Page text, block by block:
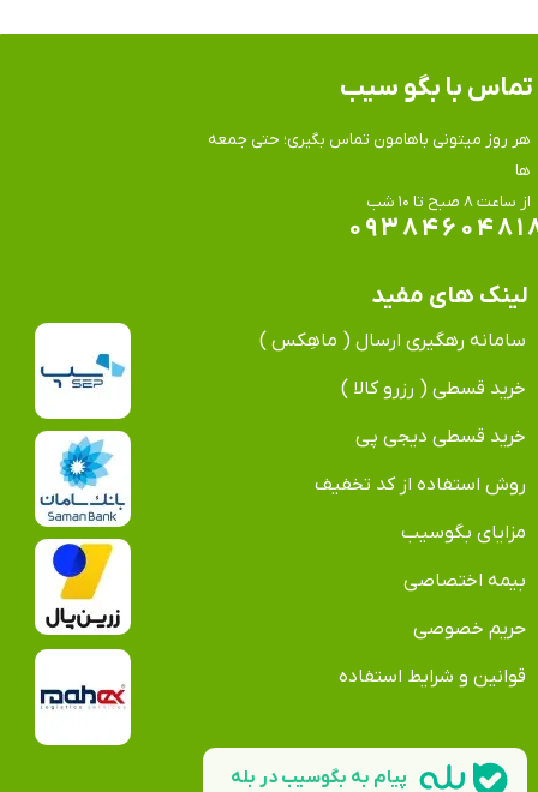
هر روز میتونی باهامون تماس بگیری؛ حتی جمعه
ها
​​​​​​​از ساعت ۸ صبح تا ۱۰ شب
تماس​​​​​​​ با بگو سیب
لینک های مفید
سامانه رهگیری ارسال ( ماهِکس )
خرید قسطی ( رزرو کالا )
خرید قسطی دیجی پی
روش استفاده از کد تخفیف
مزایای بگوسیب
بیمه اختصاصی
حریم خصوصی
قوانین و شرایط استفاده
پیام به بگوسیب در بله